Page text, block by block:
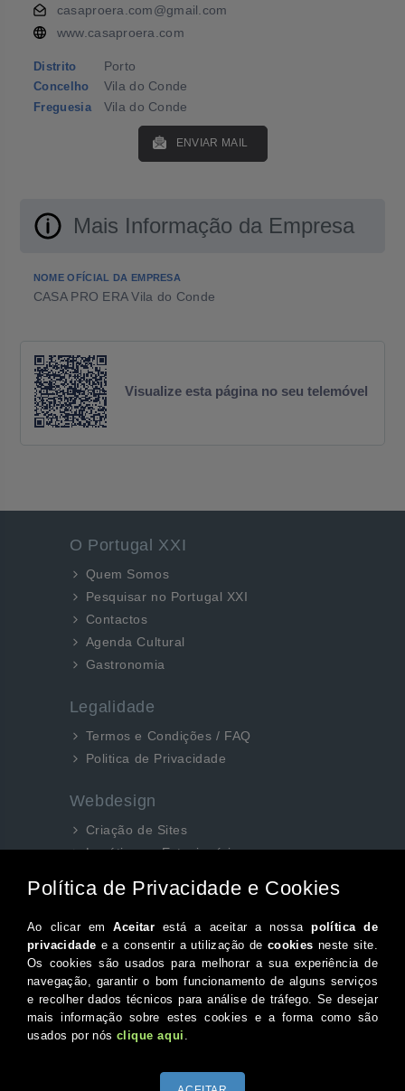
casaproera.com@gmail.com
www.casaproera.com
Distrito Porto
Concelho Vila do Conde
Freguesia Vila do Conde
ENVIAR MAIL
Mais Informação da Empresa
NOME OFÍCIAL DA EMPRESA
CASA PRO ERA Vila do Conde
Visualize esta página no seu telemóvel
O Portugal XXI
Quem Somos
Pesquisar no Portugal XXI
Contactos
Agenda Cultural
Gastronomia
Legalidade
Termos e Condições / FAQ
Politica de Privacidade
Webdesign
Criação de Sites
Logótipos e Estacionários
Siga-nos aqui...
Facebook
Instagram
Twitter
Canal do Youtube
© 2026 Portugal XXI Todos os direitos reservados.
Desenvolvido por Optimeios